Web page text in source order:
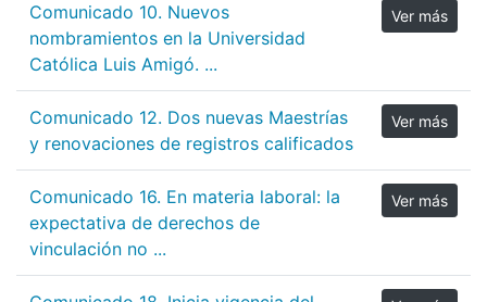
Comunicado 10. Nuevos
nombramientos en la Universidad
Católica Luis Amigó. ...
Ver más
Comunicado 12. Dos nuevas Maestrías
y renovaciones de registros calificados
Ver más
Comunicado 16. En materia laboral: la
expectativa de derechos de
vinculación no ...
Ver más